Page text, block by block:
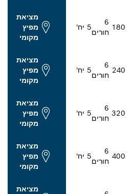
מפיץ
מקומי
מפיץ
מקומי
מפיץ
מקומי
מפיץ
מקומי